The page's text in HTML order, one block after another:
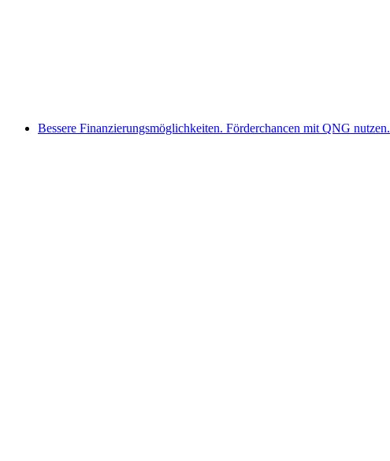
Bessere Finanzierungsmöglichkeiten. Förderchancen mit QNG nutzen.